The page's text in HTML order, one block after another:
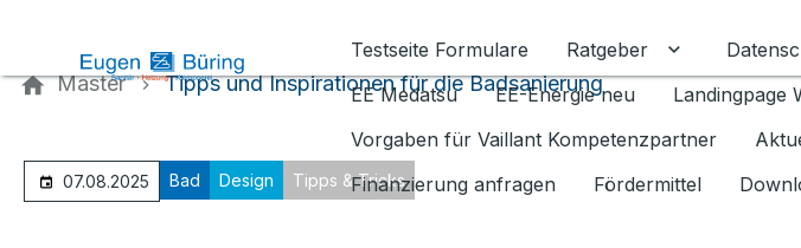
Testseite Formulare
Ratgeber Untermenü
EE Medatsu
EE-Energie neu Landingpage
Vorgaben für Vaillant Kompetenzpartner
Finanzierung anfragen
Fördermittel
Master Tipps und Inspirationen für die Badsanierung
07.08.2025 Bad Design Tipps & Tricks